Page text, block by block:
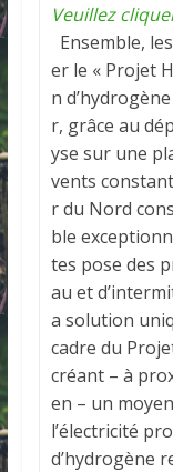
Veuillez
Ensemble,
er le « Projet
n
r, grâce au
yse sur une
vents
r du Nord
ble
tes pose des
au et
a solution
cadre du
créant – à
en – un
l’électricité
d’hydrogène